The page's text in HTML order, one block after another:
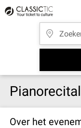
Over het